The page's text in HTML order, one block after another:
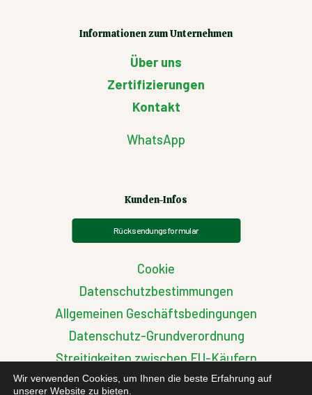
Informationen zum Unternehmen
Über uns
Zertifizierungen
Kontakt
WhatsApp
Kunden-Infos
Rücksendungsformular
Cookie
Datenschutzbestimmungen
Allgemeinen Geschäftsbedingungen
Datenschutz-Grundverordnung
Streitigkeiten zwischen EU-Käufern
Wir verwenden Cookies, um Ihnen die beste Erfahrung auf
unserer Website zu bieten.